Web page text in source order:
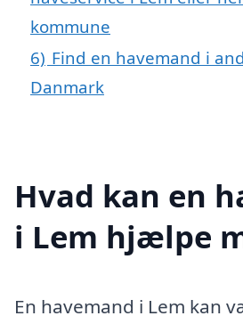
kommune
6) Find en havemand i
Danmark
Hvad kan en
i Lem hjælpe
En havemand i Lem kan